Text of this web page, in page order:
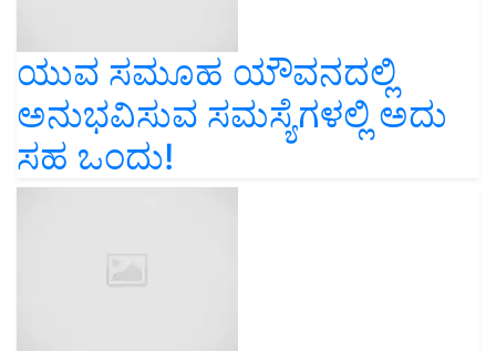
ಯುವ ಸಮೂಹ ಯೌವನದಲ್ಲಿ
ಅನುಭವಿಸುವ ಸಮಸ್ಯೆಗಳಲ್ಲಿ ಅದು
ಸಹ ಒಂದು!